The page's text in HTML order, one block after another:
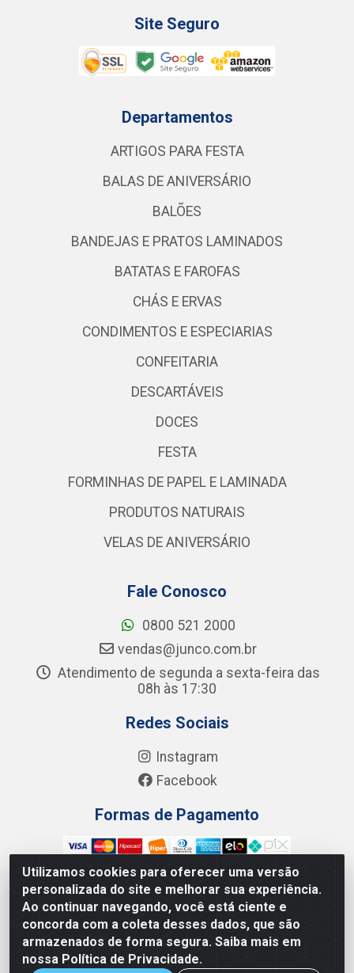
Utilizamos cookies para oferecer uma versão
personalizada do site e melhorar sua experiência.
Ao continuar navegando, você está ciente e
concorda com a coleta desses dados, que são
armazenados de forma segura. Saiba mais em
nossa Política de Privacidade.
Site Seguro
Departamentos
ARTIGOS PARA FESTA
BALAS DE ANIVERSÁRIO
BALÕES
BANDEJAS E PRATOS LAMINADOS
BATATAS E FAROFAS
CHÁS E ERVAS
CONDIMENTOS E ESPECIARIAS
CONFEITARIA
DESCARTÁVEIS
DOCES
FESTA
FORMINHAS DE PAPEL E LAMINADA
PRODUTOS NATURAIS
VELAS DE ANIVERSÁRIO
Fale Conosco
0800 521 2000
vendas@junco.com.br
Atendimento de segunda a sexta-feira das
08h às 17:30
Redes Sociais
Instagram
Facebook
Formas de Pagamento
Junco Industria e Comercio Ltda - R. Lineu Anterino
Mariano, 505 - Distrito Industrial, Uberlândia - MG CEP
38.402-346 - CNPJ: 66.312.653/0001-14